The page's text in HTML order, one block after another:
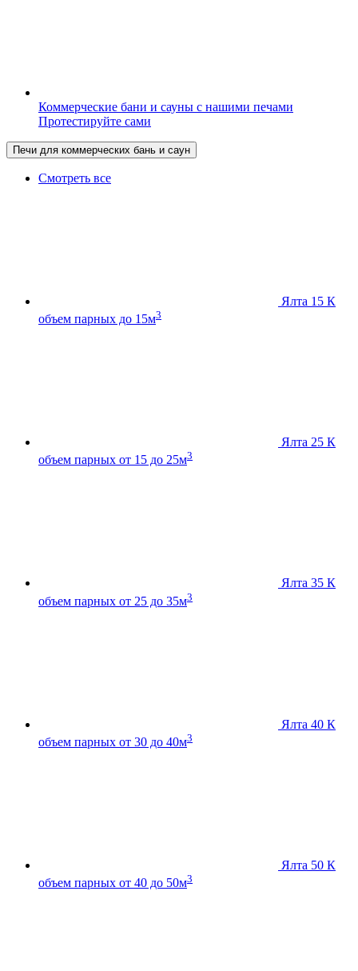
Коммерческие бани и сауны с нашими печами
Протестируйте сами
Печи для коммерческих бань и саун
Смотреть все
Ялта 15 К
объем парных до 15м3
Ялта 25 К
объем парных от 15 до 25м3
Ялта 35 К
объем парных от 25 до 35м3
Ялта 40 К
объем парных от 30 до 40м3
Ялта 50 К
объем парных от 40 до 50м3